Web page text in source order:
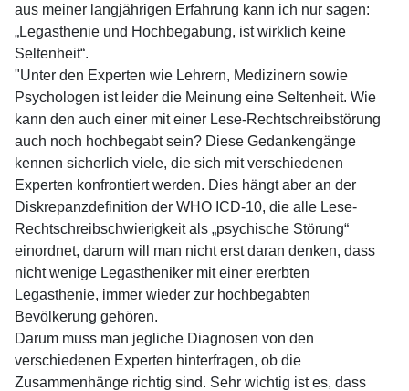
aus meiner langjährigen Erfahrung kann ich nur sagen:
„Legasthenie und Hochbegabung, ist wirklich keine
Seltenheit“.
"Unter den Experten wie Lehrern, Medizinern sowie
Psychologen ist leider die Meinung eine Seltenheit. Wie
kann den auch einer mit einer Lese-Rechtschreibstörung
auch noch hochbegabt sein? Diese Gedankengänge
kennen sicherlich viele, die sich mit verschiedenen
Experten konfrontiert werden. Dies hängt aber an der
Diskrepanzdefinition der WHO ICD-10, die alle Lese-
Rechtschreibschwierigkeit als „psychische Störung“
einordnet, darum will man nicht erst daran denken, dass
nicht wenige Legastheniker mit einer ererbten
Legasthenie, immer wieder zur hochbegabten
Bevölkerung gehören.
Darum muss man jegliche Diagnosen von den
verschiedenen Experten hinterfragen, ob die
Zusammenhänge richtig sind. Sehr wichtig ist es, dass